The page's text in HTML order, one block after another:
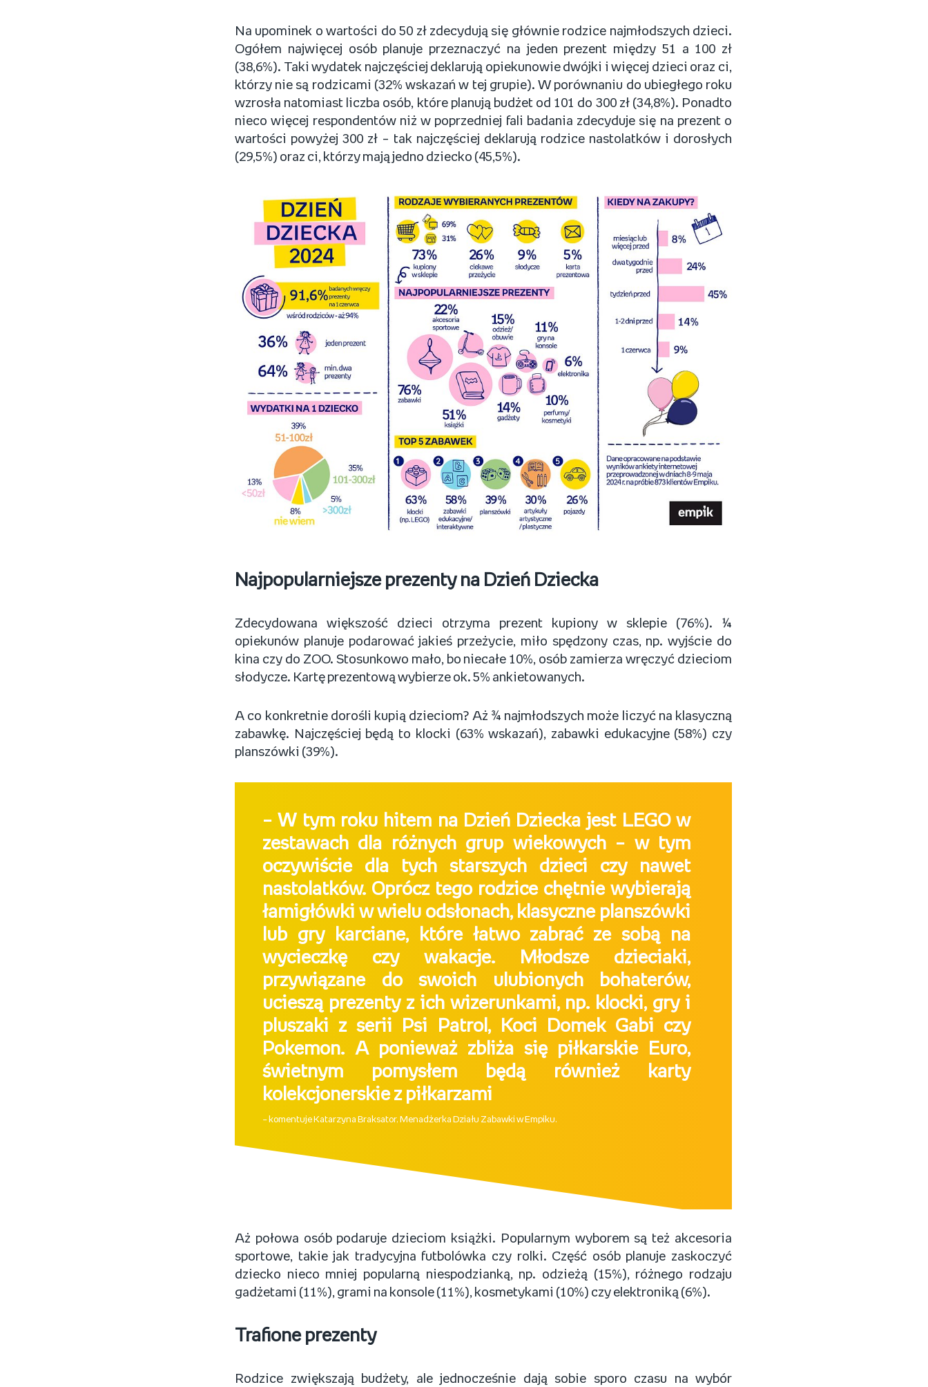
Na upominek o wartości do 50 zł zdecydują się głównie rodzice najmłodszych dzieci.
Ogółem najwięcej osób planuje przeznaczyć na jeden prezent między 51 a 100 zł
(38,6%). Taki wydatek najczęściej deklarują opiekunowie dwójki i więcej dzieci oraz ci,
którzy nie są rodzicami (32% wskazań w tej grupie). W porównaniu do ubiegłego roku
wzrosła natomiast liczba osób, które planują budżet od 101 do 300 zł (34,8%). Ponadto
nieco więcej respondentów niż w poprzedniej fali badania zdecyduje się na prezent o
wartości powyżej 300 zł – tak najczęściej deklarują rodzice nastolatków i dorosłych
(29,5%) oraz ci, którzy mają jedno dziecko (45,5%).
Najpopularniejsze prezenty na Dzień Dziecka
Zdecydowana większość dzieci otrzyma prezent kupiony w sklepie (76%). ¼
opiekunów planuje podarować jakieś przeżycie, miło spędzony czas, np. wyjście do
kina czy do ZOO. Stosunkowo mało, bo niecałe 10%, osób zamierza wręczyć dzieciom
słodycze. Kartę prezentową wybierze ok. 5% ankietowanych.
A co konkretnie dorośli kupią dzieciom? Aż ¾ najmłodszych może liczyć na klasyczną
zabawkę. Najczęściej będą to klocki (63% wskazań), zabawki edukacyjne (58%) czy
planszówki (39%).
– W tym roku hitem na Dzień Dziecka jest LEGO w
zestawach dla różnych grup wiekowych – w tym
oczywiście dla tych starszych dzieci czy nawet
nastolatków. Oprócz tego rodzice chętnie wybierają
łamigłówki w wielu odsłonach, klasyczne planszówki
lub gry karciane, które łatwo zabrać ze sobą na
wycieczkę czy wakacje. Młodsze dzieciaki,
przywiązane do swoich ulubionych bohaterów,
ucieszą prezenty z ich wizerunkami, np. klocki, gry i
pluszaki z serii Psi Patrol, Koci Domek Gabi czy
Pokemon. A ponieważ zbliża się piłkarskie Euro,
świetnym pomysłem będą również karty
kolekcjonerskie z piłkarzami
– komentuje Katarzyna Braksator, Menadżerka Działu Zabawki w Empiku.
Aż połowa osób podaruje dzieciom książki. Popularnym wyborem są też akcesoria
sportowe, takie jak tradycyjna futbolówka czy rolki. Część osób planuje zaskoczyć
dziecko nieco mniej popularną niespodzianką, np. odzieżą (15%), różnego rodzaju
gadżetami (11%), grami na konsole (11%), kosmetykami (10%) czy elektroniką (6%).
Trafione prezenty
Rodzice zwiększają budżety, ale jednocześnie dają sobie sporo czasu na wybór